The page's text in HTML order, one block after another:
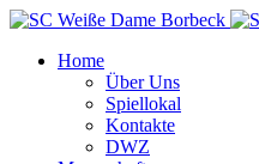
Home
Über Uns
Spiellokal
Kontakte
DWZ